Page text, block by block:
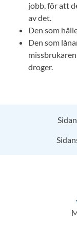
jobb, för att
av det.
Den som
Den som
droger.